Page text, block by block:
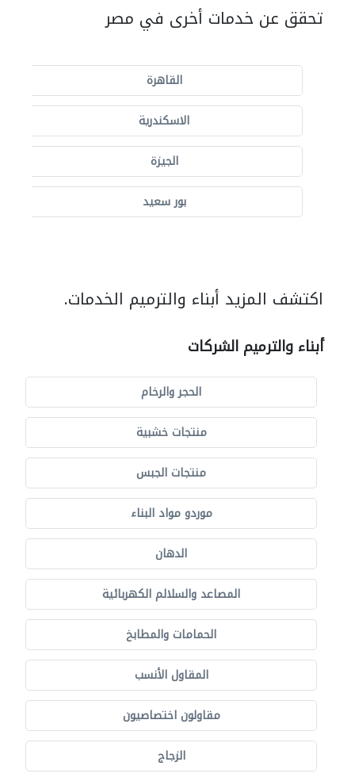
تحقق عن خدمات أخرى في مصر
القاهرة
الاسكندرية
الجيزة
بور سعيد
اكتشف المزيد أبناء والترميم الخدمات.
أبناء والترميم الشركات
الحجر والرخام
منتجات خشبية
منتجات الجبس
موردو مواد البناء
الدهان
المصاعد والسلالم الكهربائية
الحمامات والمطابخ
المقاول الأنسب
مقاولون اختصاصيون
الزجاج